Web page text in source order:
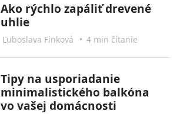
Ako rýchlo zapáliť drevené
uhlie
Ľuboslava Finková • 4 min čítanie
Tipy na usporiadanie
minimalistického balkóna
vo vašej domácnosti